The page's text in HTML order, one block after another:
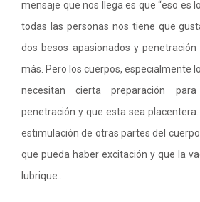
mensaje que nos llega es que “eso es
todas las personas nos tiene que
dos besos apasionados y
más. Pero los cuerpos, especialmente
necesitan cierta preparación
penetración y que esta sea
estimulación de otras partes del
que pueda haber excitación y que la
lubrique…